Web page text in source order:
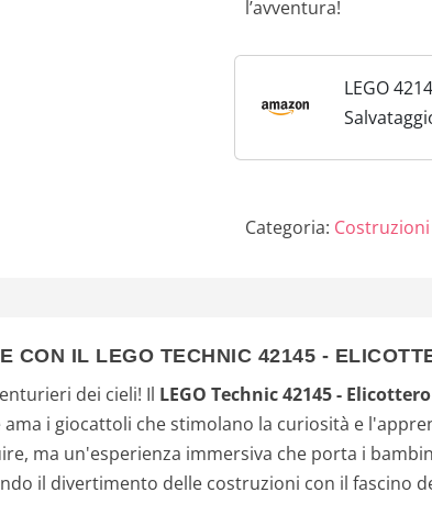
l’avventura!
LEGO
di...
Categoria: Costruzioni
CON IL LEGO TECHNIC 42145 -
dei cieli! Il LEGO Technic 42145 -
i giocattoli che stimolano la curiosità e
ma un'esperienza immersiva che porta i
il divertimento delle costruzioni con il fascino